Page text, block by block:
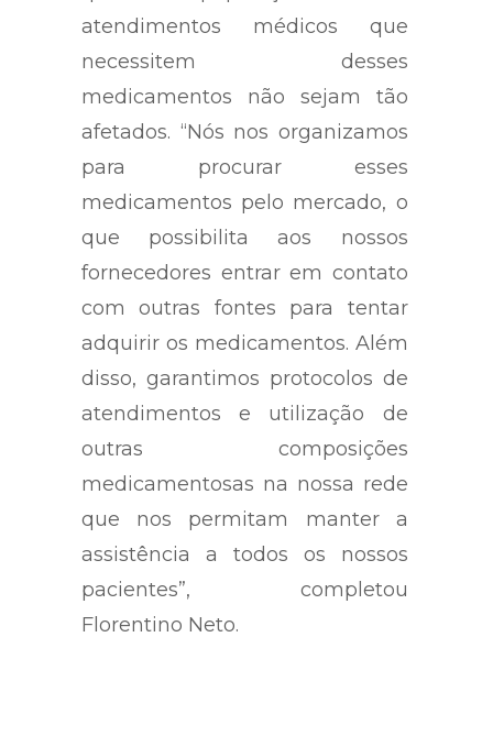
atendimentos médicos que
necessitem desses
medicamentos não sejam tão
afetados. “Nós nos organizamos
para procurar esses
medicamentos pelo mercado, o
que possibilita aos nossos
fornecedores entrar em contato
com outras fontes para tentar
adquirir os medicamentos. Além
disso, garantimos protocolos de
atendimentos e utilização de
outras composições
medicamentosas na nossa rede
que nos permitam manter a
assistência a todos os nossos
pacientes”, completou
Florentino Neto.